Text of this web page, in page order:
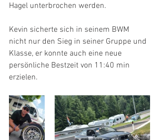
Hagel unterbrochen werden.
Kevin sicherte sich in seinem BWM
nicht nur den Sieg in seiner Gruppe und
Klasse, er konnte auch eine neue
persönliche Bestzeit von 11:40 min
erzielen.